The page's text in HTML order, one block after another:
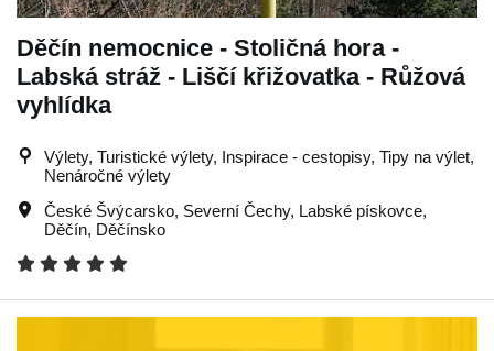
Děčín nemocnice - Stoličná hora -
Labská stráž - Liščí křižovatka - Růžová
vyhlídka
Výlety, Turistické výlety, Inspirace - cestopisy, Tipy na výlet,
Nenáročné výlety
České Švýcarsko, Severní Čechy, Labské pískovce,
Děčín, Děčínsko